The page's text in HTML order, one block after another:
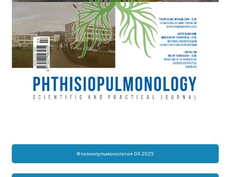
Фтизиопульмонология 03-2025